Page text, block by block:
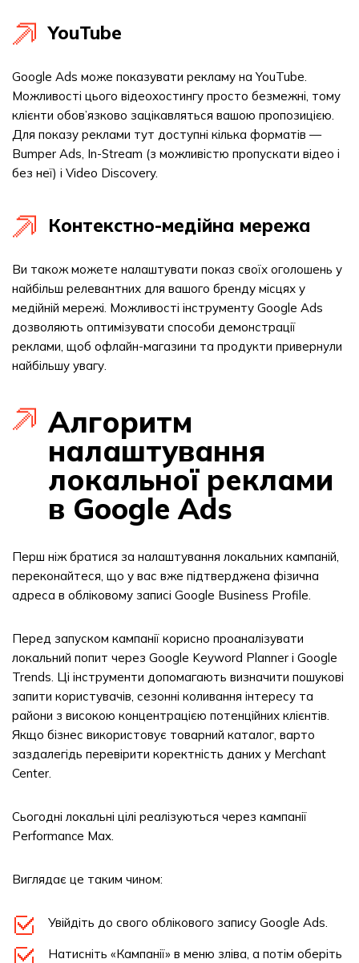
YouTube
Google Ads може показувати рекламу на YouTube.
Можливості цього відеохостингу просто безмежні, тому
клієнти обов’язково зацікавляться вашою пропозицією.
Для показу реклами тут доступні кілька форматів —
Bumper Ads, In-Stream (з можливістю пропускати відео і
без неї) і Video Discovery.
Контекстно-медійна мережа
Ви також можете налаштувати показ своїх оголошень у
найбільш релевантних для вашого бренду місцях у
медійній мережі. Можливості інструменту Google Ads
дозволяють оптимізувати способи демонстрації
реклами, щоб офлайн-магазини та продукти привернули
найбільшу увагу.
Алгоритм
налаштування
локальної реклами
в Google Ads
Перш ніж братися за налаштування локальних кампаній,
переконайтеся, що у вас вже підтверджена фізична
адреса в обліковому записі Google Business Profile.
Перед запуском кампанії корисно проаналізувати
локальний попит через Google Keyword Planner і Google
Trends. Ці інструменти допомагають визначити пошукові
запити користувачів, сезонні коливання інтересу та
райони з високою концентрацією потенційних клієнтів.
Якщо бізнес використовує товарний каталог, варто
заздалегідь перевірити коректність даних у Merchant
Center.
Сьогодні локальні цілі реалізуються через кампанії
Performance Max.
Виглядає це таким чином:
Увійдіть до свого облікового запису Google Ads.
Натисніть «Кампанії» в меню зліва, а потім оберіть